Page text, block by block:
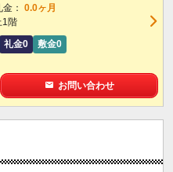
金： 0.0ヶ月
1階
礼金0 敷金0
お問い合わせ